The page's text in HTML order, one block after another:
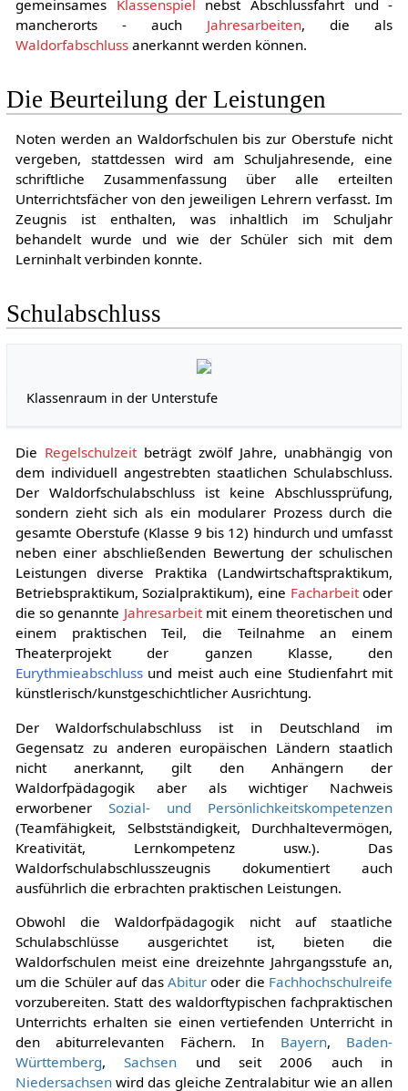
gemeinsames Klassenspiel
nebst Abschlussfahrt und -
mancherorts - auch Jahresarbeiten, die als
Waldorfabschlussanerkannt werden können.
Die Beurteilung der Leistungen
Noten werden an Waldorfschulen bis zur Oberstufe nicht
vergeben, stattdessen wird am Schuljahresende, eine
schriftliche Zusammenfassung über alle erteilten
Unterrichtsfächer von den jeweiligen Lehrern verfasst. Im
Zeugnis ist enthalten, was inhaltlich im Schuljahr
behandelt wurde und wie der Schüler sich mit dem
Lerninhalt verbinden konnte.
Schulabschluss
Klassenraum in der Unterstufe
Die Regelschulzeitbeträgt zwölf Jahre, unabhängig von
dem individuell angestrebten staatlichen Schulabschluss.
Der Waldorfschulabschluss ist keine Abschlussprüfung,
sondern zieht sich als ein modularer Prozess durch die
gesamte Oberstufe (Klasse 9 bis 12) hindurch und umfasst
neben einer abschließenden Bewertung der schulischen
Leistungen diverse Praktika (Landwirtschaftspraktikum,
Betriebspraktikum, Sozialpraktikum), eine Facharbeitoder
die so genannte Jahresarbeitmit einem theoretischen und
einem praktischen Teil, die Teilnahme an einem
Theaterprojekt der ganzen Klasse, den
Eurythmieabschlussund meist auch eine Studienfahrt mit
künstlerisch/kunstgeschichtlicher Ausrichtung.
Der Waldorfschulabschluss ist in Deutschland im
Gegensatz zu anderen europäischen Ländern staatlich
nicht anerkannt, gilt den Anhängern der
Waldorfpädagogik aber als wichtiger Nachweis
erworbener Sozial- und Persönlichkeitskompetenzen
(Teamfähigkeit, Selbstständigkeit, Durchhaltevermögen,
Kreativität, Lernkompetenz usw.). Das
Waldorfschulabschlusszeugnis dokumentiert auch
ausführlich die erbrachten praktischen Leistungen.
Obwohl die Waldorfpädagogik nicht auf staatliche
Schulabschlüsse ausgerichtet ist, bieten die
Waldorfschulen meist eine dreizehnte Jahrgangsstufe an,
um die Schüler auf das Abituroder die Fachhochschulreife
vorzubereiten. Statt des waldorftypischen fachpraktischen
Unterrichts erhalten sie einen vertiefenden Unterricht in
den abiturrelevanten Fächern. In Bayern, Baden-
Württemberg,Sachsen und seit 2006 auch in
Niedersachsenwird das gleiche Zentralabitur wie an allen